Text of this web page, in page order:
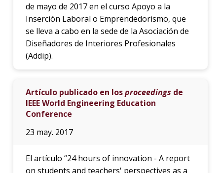
de mayo de 2017 en el curso Apoyo a la
Inserción Laboral o Emprendedorismo, que
se lleva a cabo en la sede de la Asociación de
Diseñadores de Interiores Profesionales
(Addip).
Artículo publicado en losproceedings de
IEEE World Engineering Education
Conference
23 may. 2017
El artículo “24 hours of innovation - A report
on students and teachers' perspectives as a